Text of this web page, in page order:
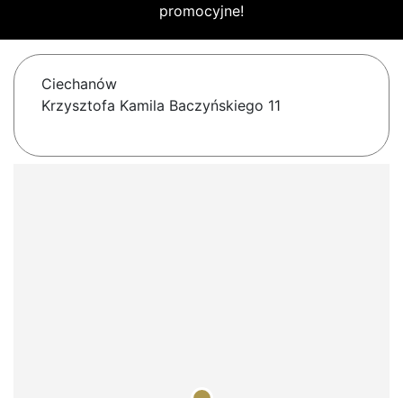
promocyjne!
Ciechanów
Krzysztofa Kamila Baczyńskiego 11